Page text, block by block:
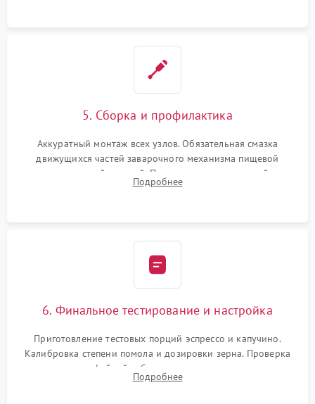
5. Сборка и профилактика
Аккуратный монтаж всех узлов. Обязательная смазка
движущихся частей заварочного механизма пищевой
силиконовой смазкой. Проведение программной
декальцинации и очистки системы от кофейных масел.
Подробнее
6. Финальное тестирование и настройка
Приготовление тестовых порций эспрессо и капучино.
Калибровка степени помола и дозировки зерна. Проверка
плотности кофейной таблетки, температуры напитка и
качества молочной пены. Контроль отсутствия посторонних
Подробнее